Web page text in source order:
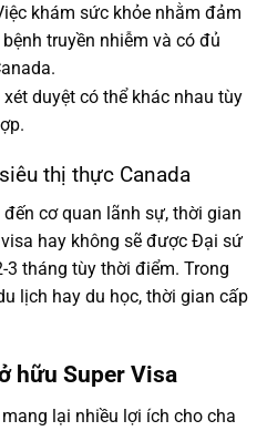
khám sức khỏe nhằm đảm
truyền nhiễm và có đủ
duyệt có thể khác nhau tùy
thị thực Canada
cơ quan lãnh sự, thời gian
hay không sẽ được Đại sứ
tháng tùy thời điểm. Trong
lịch hay du học, thời gian cấp
hữu Super Visa
lại nhiều lợi ích cho cha